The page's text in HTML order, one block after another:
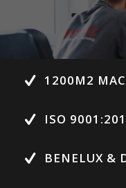
1200M2
ISO
BENELUX &